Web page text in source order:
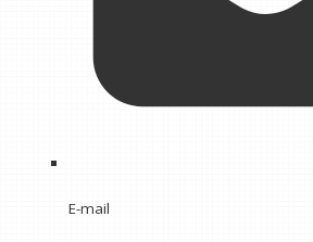
E-mail